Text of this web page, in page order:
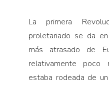
La primera
proletariado se da
más atrasado de
relativamente poco
estaba rodeada de